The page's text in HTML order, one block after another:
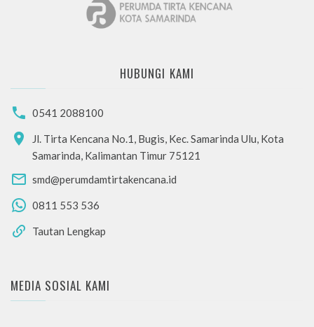
HUBUNGI KAMI
0541 2088100
Jl. Tirta Kencana No.1, Bugis, Kec. Samarinda Ulu, Kota
Samarinda, Kalimantan Timur 75121
smd@perumdamtirtakencana.id
0811 553 536
Tautan Lengkap
MEDIA SOSIAL KAMI